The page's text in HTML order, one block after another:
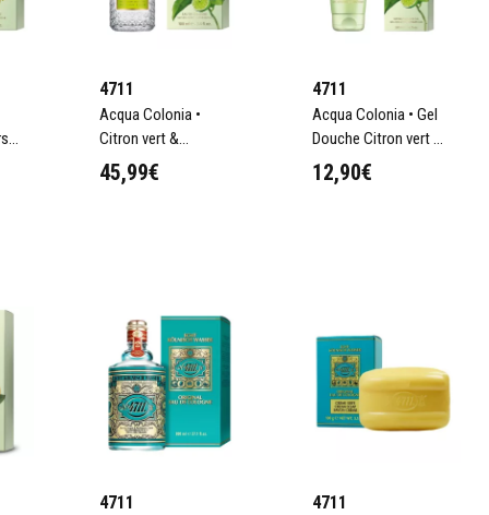
entier
4711
Acqua Colonia •
Citron vert &
Muscade • 170 ml
45,99€
4711
Acqua Colonia • Gel
Douche Citron vert &
Muscade • 200 ml
12,90€
4711 4711